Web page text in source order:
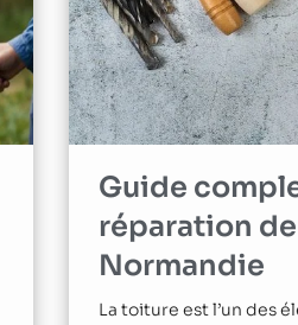
Guide
réparation
Normandie
La toiture est l’un des